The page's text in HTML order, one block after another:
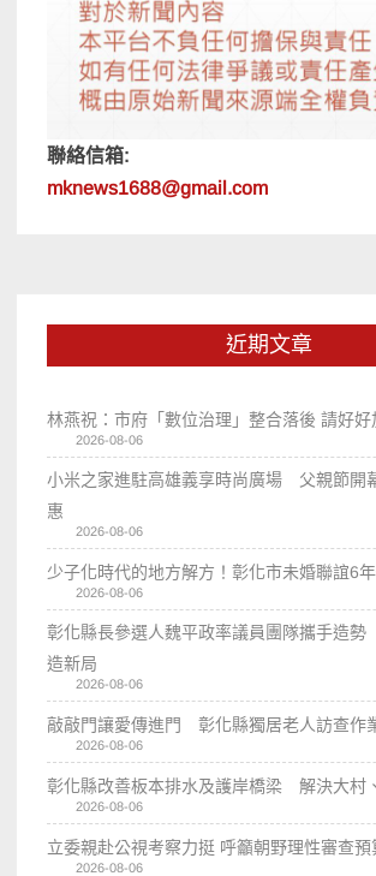
聯絡信箱:
mknews1688@gmail.com
近期文章
林燕祝：市府「數位治理」整合落後 請好好
2026-08-06
小米之家進駐高雄義享時尚廣場 父親節開
惠
2026-08-06
少子化時代的地方解方！彰化市未婚聯誼6
2026-08-06
彰化縣長參選人魏平政率議員團隊攜手造
造新局
2026-08-06
敲敲門讓愛傳進門 彰化縣獨居老人訪查作
2026-08-06
彰化縣改善板本排水及護岸橋梁 解決大村
2026-08-06
立委親赴公視考察力挺 呼籲朝野理性審查預
2026-08-06